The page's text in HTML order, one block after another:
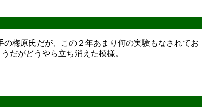
梅原氏だが、この２年あまり何の実験もなされてお
だがどうやら立ち消えた模様。